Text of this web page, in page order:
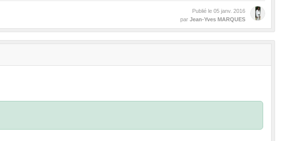
Publié le 05 janv. 2016
par Jean-Yves MARQUES